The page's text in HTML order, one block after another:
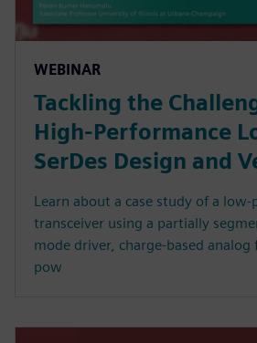
WEBINAR
Tackling the
High-Performance
SerDes Design and
Learn about a case study of a low-
transceiver using a partially
mode driver, charge-based
pow